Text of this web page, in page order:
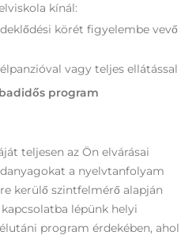
kínál:
körét figyelembe vevő
vagy teljes ellátással
program
teljesen az Ön elvárásai
a nyelvtanfolyam
kerülő szintfelmérő alapján
lépünk helyi
program érdekében, ahol